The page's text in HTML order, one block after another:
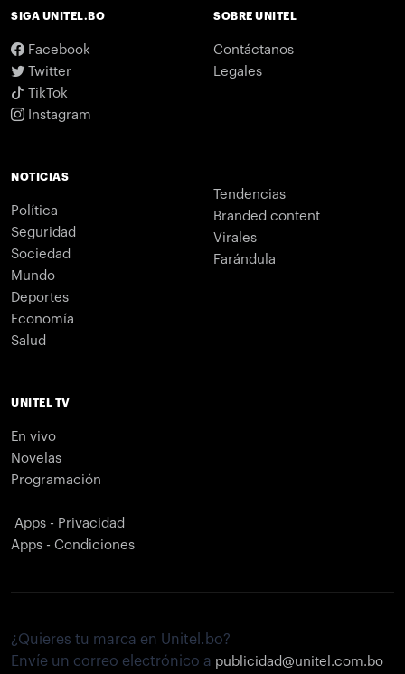
SIGA UNITEL.BO
Facebook
Twitter
TikTok
Instagram
SOBRE UNITEL
Contáctanos
Legales
NOTICIAS
Política
Seguridad
Sociedad
Mundo
Deportes
Economía
Salud
Tendencias
Branded content
Virales
Farándula
UNITEL TV
En vivo
Novelas
Programación
Apps - Privacidad
Apps - Condiciones
¿Quieres tu marca en Unitel.bo?
Envíe un correo electrónico a publicidad@unitel.com.bo